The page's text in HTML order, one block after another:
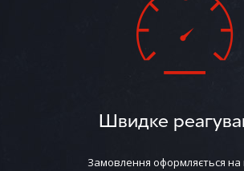
Швидке
Замовлення оформляється на